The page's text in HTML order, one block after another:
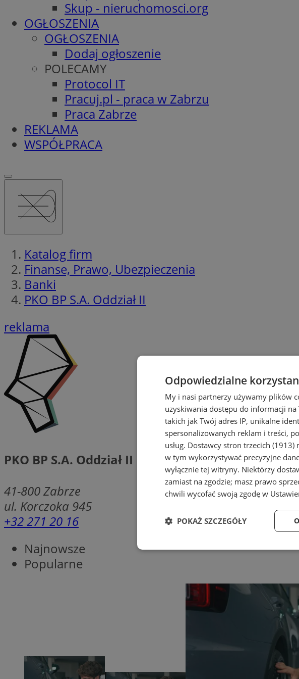
Skup - nieruchomosci.org
OGŁOSZENIA
OGŁOSZENIA
Dodaj ogłoszenie
POLECAMY
Protocol IT
Pracuj.pl - praca w Zabrzu
Praca Zabrze
REKLAMA
WSPÓŁPRACA
Katalog firm
Finanse, Prawo, Ubezpieczenia
Banki
PKO BP S.A. Oddział II
reklama
PKO BP S.A. Oddział II
41-800Zabrze
ul. Korczoka 945
+32 271 20 16
Najnowsze
Popularne
Odpowiedzialne
My i nasi partnerzy używamy plików
uzyskiwania dostępu do informacji
takich jak Twój adres IP, unikalne
spersonalizowanych reklam i treści,
usług. Dostawcy stron trzecich (1913)
w tym wykorzystywać precyzyjne
wyłącznie tej witryny. Niektórzy
zamiast na zgodzie; masz prawo
chwili wycofać swoją zgodę w
POKAŻ SZCZEGÓŁY
Niezbędne Wydajność
Wydajność
Niezbędne pliki cookie umożliwiają
zarządzanie kontem. Bez niezbędnych plików
Provider/
Domena